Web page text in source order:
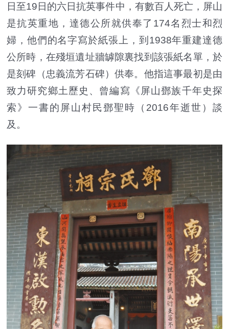
日至19日的六日抗英事件中，有數百人死亡，屏山
是抗英重地，達德公所就供奉了174名烈士和烈
婦，他們的名字寫於紙張上，到1938年重建達德
公所時，在殘垣遺址牆罅隙裏找到該張紙名單，於
是刻碑（忠義流芳石碑）供奉。他指這事最初是由
致力研究鄉土歷史、曾編寫《屏山鄧族千年史探
索》一書的屏山村民鄧聖時（2016年逝世）談
及。